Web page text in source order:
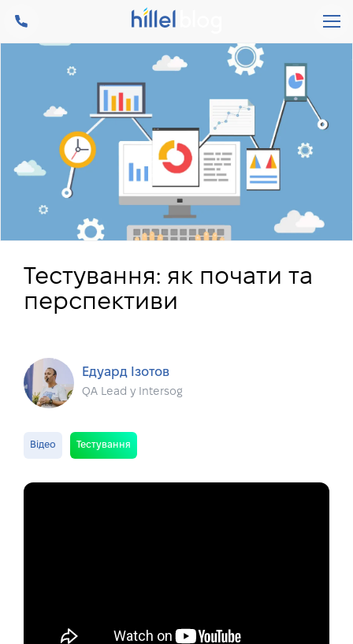
Тестування: як почати та
перспективи
Едуард Ізотов
QA Lead у Intersog
Відео Тестування